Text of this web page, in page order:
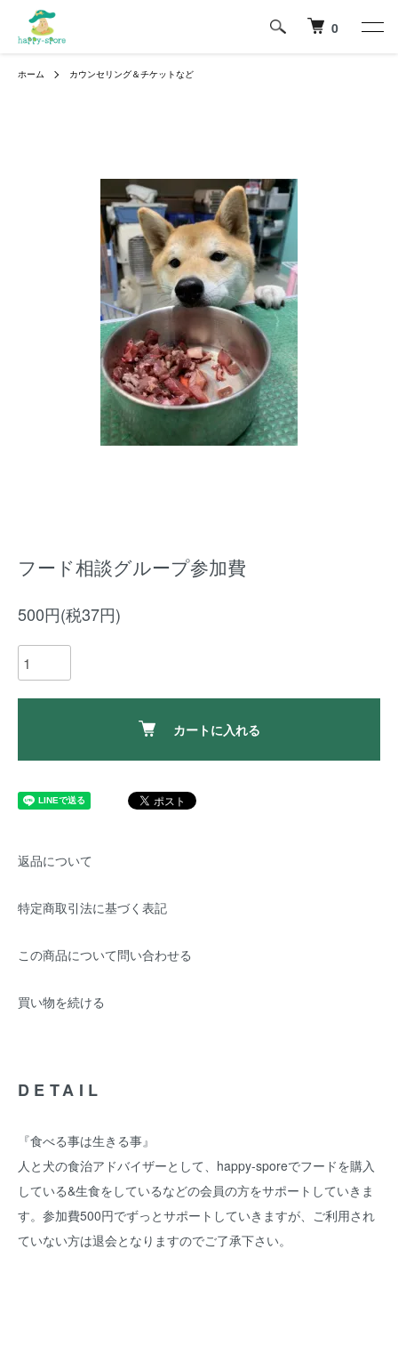
0
ホーム カウンセリング＆チケットなど
フード相談グループ参加費
500円(税37円)
カートに入れる
返品について
特定商取引法に基づく表記
この商品について問い合わせる
買い物を続ける
DETAIL
『食べる事は生きる事』
人と犬の食治アドバイザーとして、happy-sporeでフードを購入
している&生食をしているなどの会員の方をサポートしていきま
す。参加費500円でずっとサポートしていきますが、ご利用され
ていない方は退会となりますのでご了承下さい。